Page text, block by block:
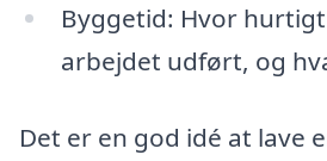
Byggetid: Hvor
arbejdet udført, og
Det er en god idé at lave